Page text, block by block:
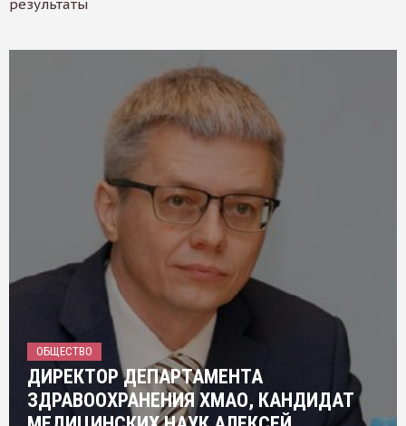
результаты
ОБЩЕСТВО
ДИРЕКТОР ДЕПАРТАМЕНТА
ЗДРАВООХРАНЕНИЯ ХМАО, КАНДИДАТ